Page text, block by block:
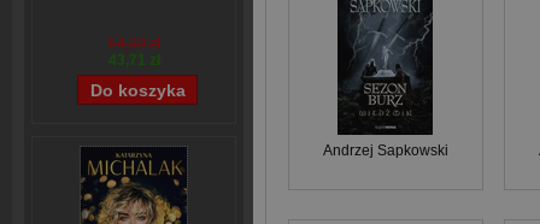
54,39 zł
43,71 zł
Andrzej Sapkowski